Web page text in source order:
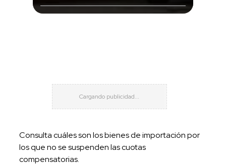
Consulta cuáles son los bienes de importación por
los que no se suspenden las cuotas
compensatorias.